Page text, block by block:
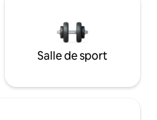
Salle de sport